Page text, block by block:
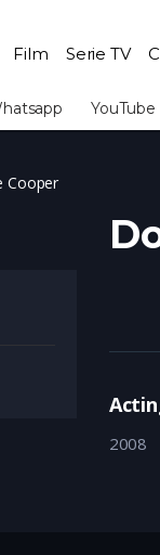
Film Serie TV
YouTube
Cooper
2008